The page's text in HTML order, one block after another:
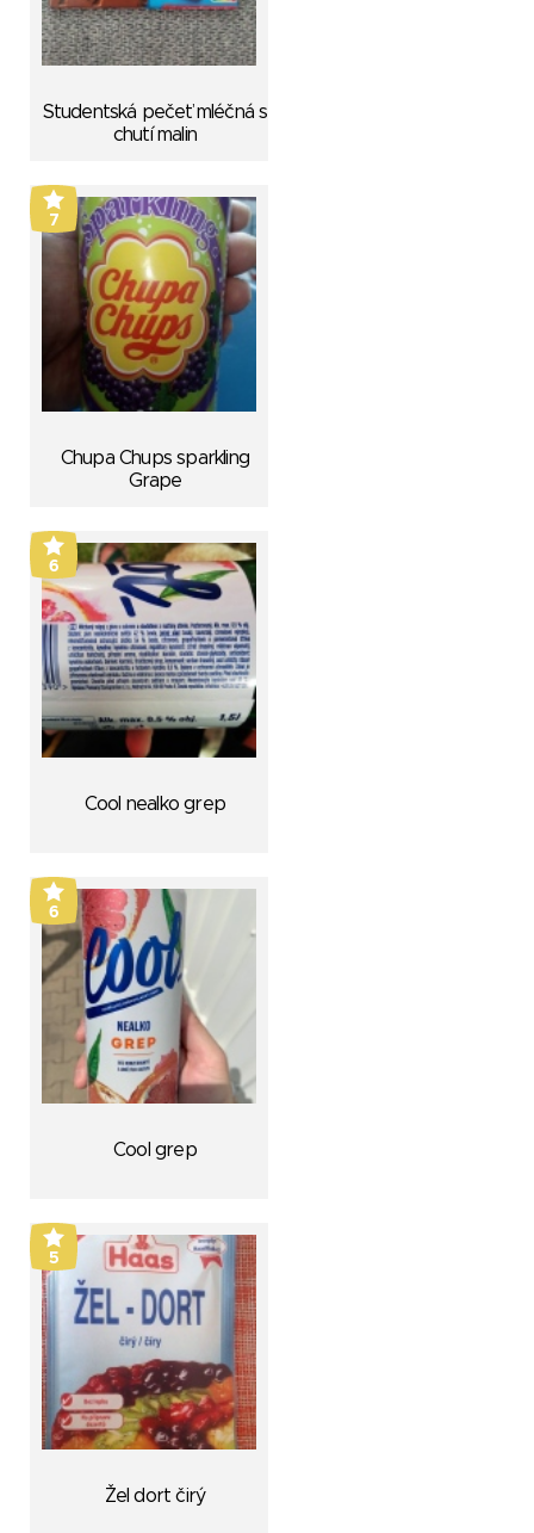
Studentská pečeť mléčná s
chutí malin
7
Chupa Chups sparkling
Grape
6
Cool nealko grep
6
Cool grep
5
Žel dort čirý